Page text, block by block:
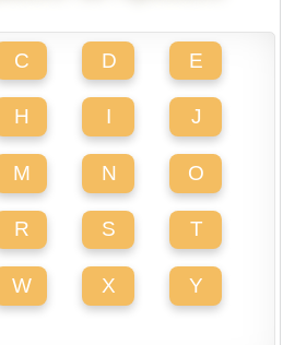
C D E
H I J
M N O
R S T
W X Y